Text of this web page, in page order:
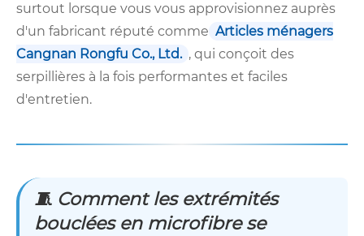
surtout lorsque vous vous approvisionnez auprès
d'un fabricant réputé comme Articles ménagers
Cangnan Rongfu Co., Ltd. , qui conçoit des
serpillières à la fois performantes et faciles
d'entretien.
🧵 Comment les extrémités
bouclées en microfibre se